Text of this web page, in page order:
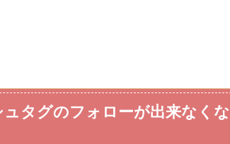
タグのフォローが出来なくな